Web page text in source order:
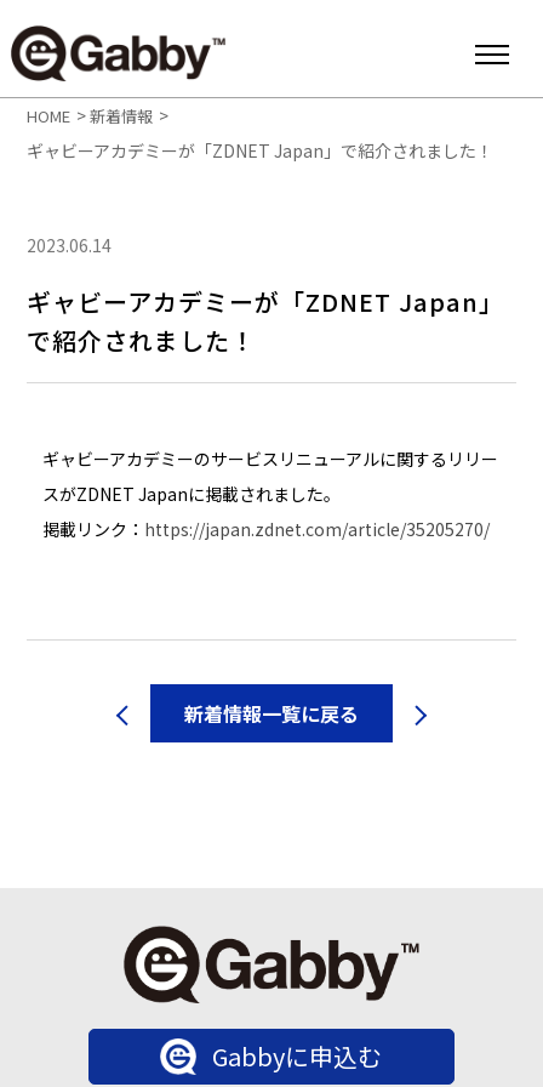
HOME >新着情報 >
ギャビーアカデミーが「ZDNET Japan」で紹介されました！
2023.06.14
ギャビーアカデミーが「ZDNET Japan」
で紹介されました！
ギャビーアカデミーのサービスリニューアルに関するリリー
スがZDNET Japanに掲載されました。
掲載リンク： https://japan.zdnet.com/article/35205270/
新着情報一覧に戻る
Gabbyに申込む